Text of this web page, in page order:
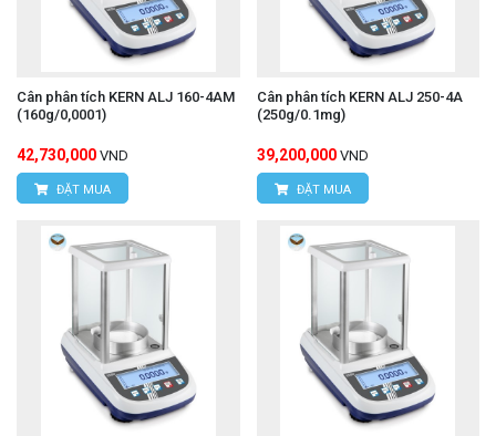
Cân phân tích KERN ALJ 160-4AM
(160g/0,0001)
42,730,000 VND
ĐẶT MUA
Cân phân tích KERN ALJ 250-4A
(250g/0.1mg)
39,200,000 VND
ĐẶT MUA